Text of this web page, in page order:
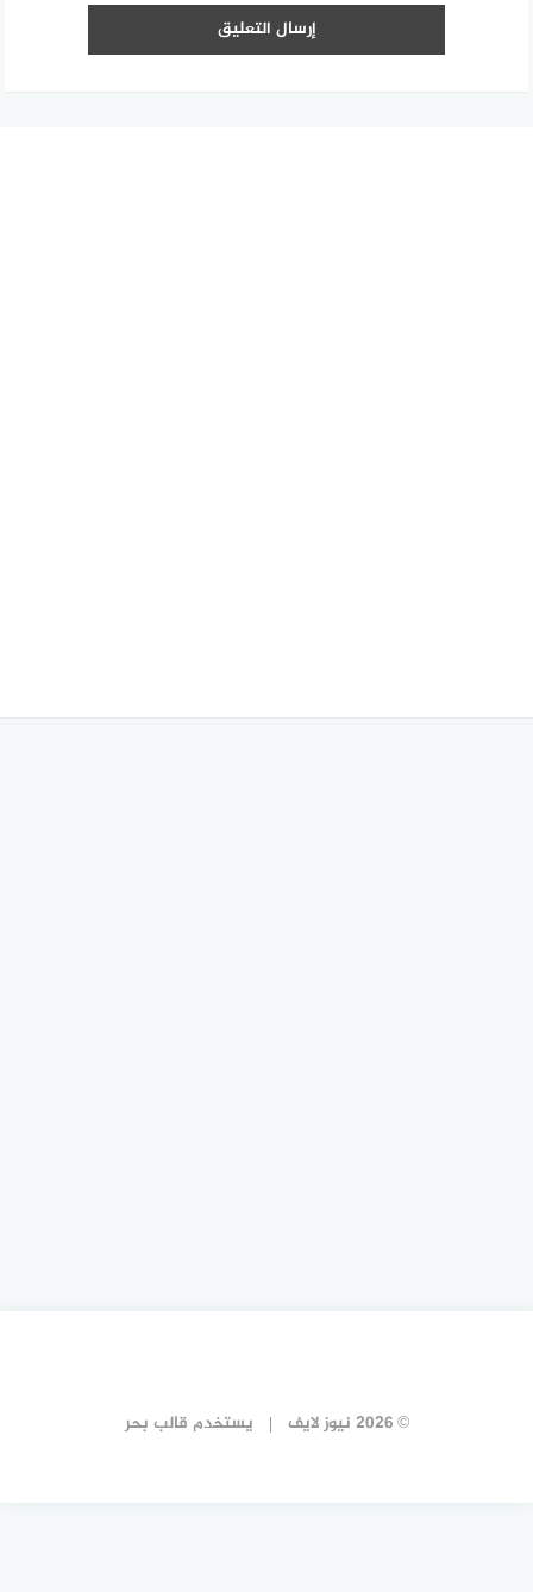
© 2026 نيوز لايف يستخدم قالب بحر